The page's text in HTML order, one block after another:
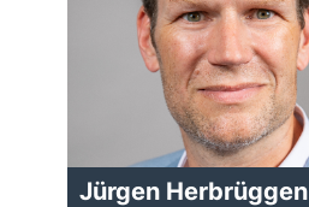
Jürgen Herbrüggen